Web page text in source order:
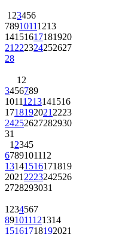
1 23456
78910111213
14151617181920
21 222324252627
28
1 2
3456789
10111213141516
1718192021 2223
24252627282930
31
1 2345
6789101112
13141516171819
2021 2223242526
2728293031
1 234567
891011121314
15161718192021